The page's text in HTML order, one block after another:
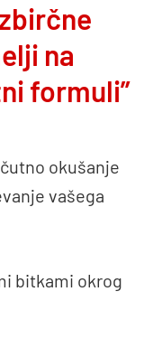
na
formuli”
okušanje
vašega
bitkami okrog